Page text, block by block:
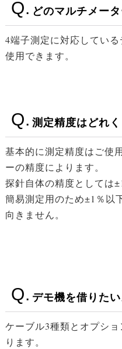
どのマルチメー
4端子測定に対応してい
使用できます。
測定精度はどれく
基本的に測定精度はご使
ーの精度によります。
探針自体の精度としては
簡易測定用のため±1％以
向きません。
デモ機を借りたい
ケーブル3種類とオプシ
ります。